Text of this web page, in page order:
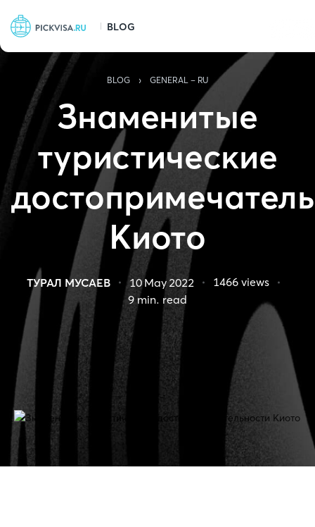
BLOG
BLOG › GENERAL - RU
Знаменитые
туристические
Киото
ТУРАЛ МУСАЕВ 10 May 2022 1466views
9 min. read